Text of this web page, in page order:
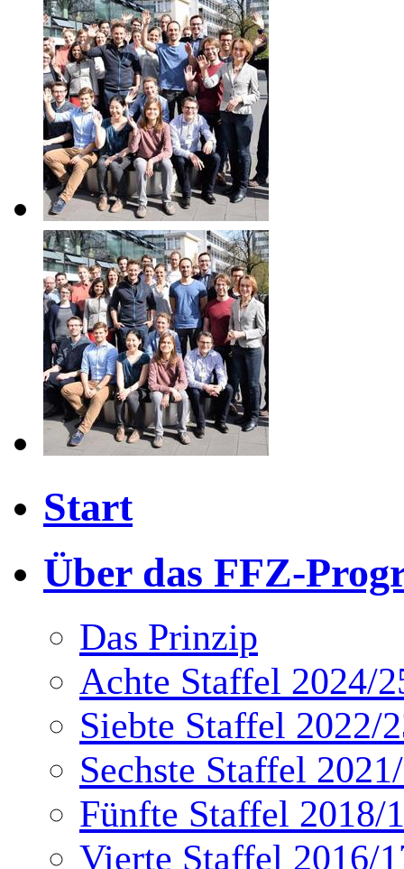
Start
Über das FFZ-
Das Prinzip
Achte Staffel 2024/
Siebte Staffel 2022/
Sechste Staffel
Fünfte Staffel 2018/
Vierte Staffel 2016/